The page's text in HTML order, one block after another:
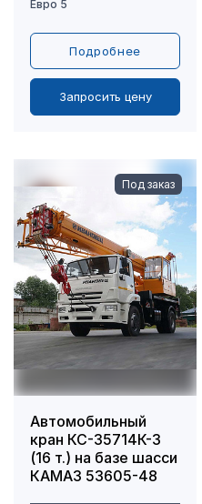
Подробнее
Запросить цену
Под заказ
Автомобильный
кран КС-35714К-3
(16 т.) на базе шасси
КАМАЗ 53605-48